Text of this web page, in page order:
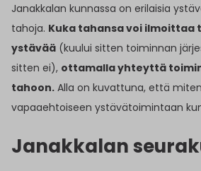
Janakkalan kunnassa on erilaisia
tahoja. Kuka tahansa voi ilmoittaa
ystävää (kuului sitten toiminnan
sitten ei), ottamalla yhteyttä
tahoon. Alla on kuvattuna, että
vapaaehtoiseen ystävätoimintaan
Janakkalan